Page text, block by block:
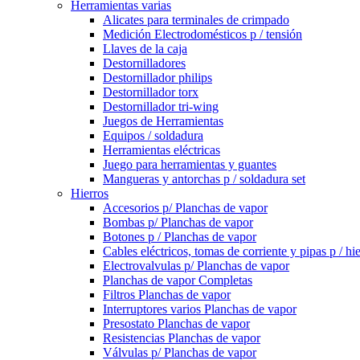
Herramientas varias
Alicates para terminales de crimpado
Medición Electrodomésticos p / tensión
Llaves de la caja
Destornilladores
Destornillador philips
Destornillador torx
Destornillador tri-wing
Juegos de Herramientas
Equipos / soldadura
Herramientas eléctricas
Juego para herramientas y guantes
Mangueras y antorchas p / soldadura set
Hierros
Accesorios p/ Planchas de vapor
Bombas p/ Planchas de vapor
Botones p / Planchas de vapor
Cables eléctricos, tomas de corriente y pipas p /
Electrovalvulas p/ Planchas de vapor
Planchas de vapor Completas
Filtros Planchas de vapor
Interruptores varios Planchas de vapor
Presostato Planchas de vapor
Resistencias Planchas de vapor
Válvulas p/ Planchas de vapor